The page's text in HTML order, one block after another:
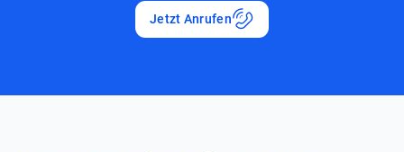
Jetzt Anrufen